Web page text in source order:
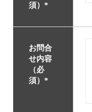
須）*
お問合
せ内容
（必
須）*